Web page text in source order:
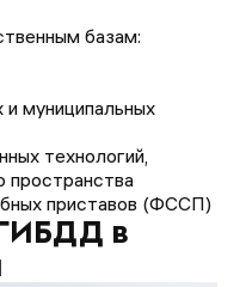
базам:
муниципальных
технологий,
пространства
приставов (ФССП)
в